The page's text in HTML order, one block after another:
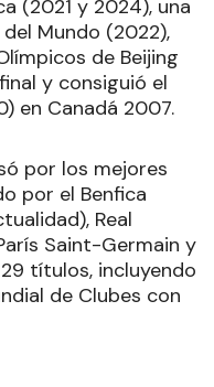
(2021 y 2024), una
Mundo (2022),
de Beijing
y consiguió el
en Canadá 2007.
por los mejores
por el Benfica
Real
Saint-Germain y
títulos, incluyendo
de Clubes con